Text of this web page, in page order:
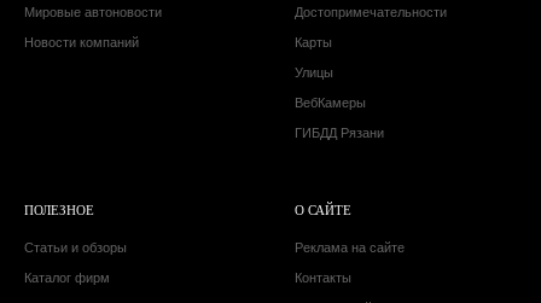
Мировые автоновости
Новости компаний
Достопримечательности
Карты
Улицы
ВебКамеры
ГИБДД Рязани
ПОЛЕЗНОЕ
Статьи и обзоры
Каталог фирм
О САЙТЕ
Реклама на сайте
Контакты